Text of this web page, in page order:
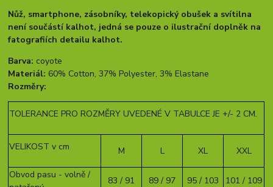
Nůž, smartphone, zásobníky, telekopický obušek a svítilna
není součástí kalhot, jedná se pouze o ilustrační doplněk na
fatografiích detailu kalhot.
Barva: coyote
Materiál: 60% Cotton, 37% Polyester, 3% Elastane
Rozměry:
TOLERANCE PRO ROZMĚRY UVEDENÉ V TABULCE JE +/- 2 CM.
VELIKOST v cm M L XL XXL
Obvod pasu - volně /
83 / 91 89 / 97 95 / 103 101 / 109